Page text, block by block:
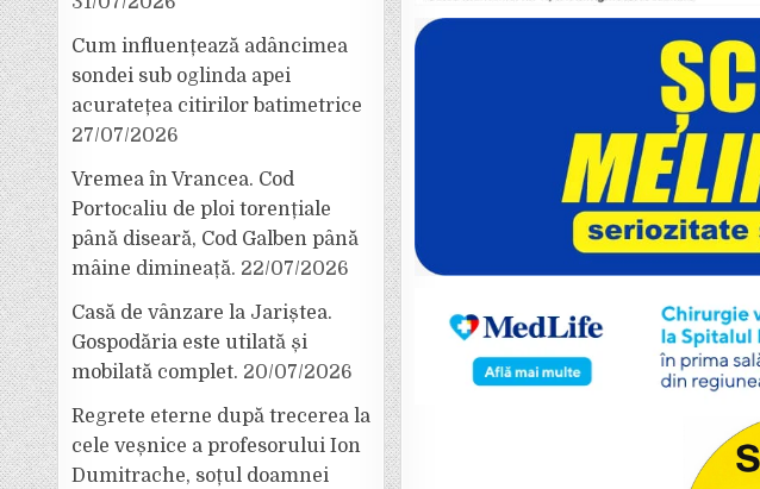
Cum influențează adâncimea
sondei sub oglinda apei
acuratețea citirilor batimetrice
27/07/2026
Vremea în Vrancea. Cod
Portocaliu de ploi torențiale
până diseară, Cod Galben până
mâine dimineață. 22/07/2026
Casă de vânzare la Jariștea.
Gospodăria este utilată și
mobilată complet. 20/07/2026
Regrete eterne după trecerea la
cele veșnice a profesorului Ion
Dumitrache, soțul doamnei